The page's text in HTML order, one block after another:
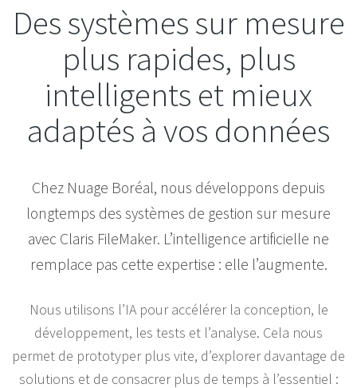
Des systèmes sur mesure
plus rapides, plus
intelligents et mieux
adaptés à vos données
Chez Nuage Boréal, nous développons depuis
longtemps des systèmes de gestion sur mesure
avec Claris FileMaker. L’intelligence artificielle ne
remplace pas cette expertise : elle l’augmente.
Nous utilisons l’IA pour accélérer la conception, le
développement, les tests et l’analyse. Cela nous
permet de prototyper plus vite, d’explorer davantage de
solutions et de consacrer plus de temps à l’essentiel :